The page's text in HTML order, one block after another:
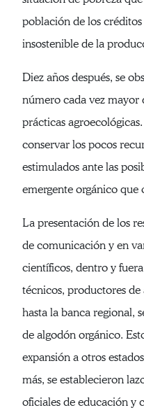
población de los
insostenible de la
Diez años después, se
número cada vez mayor
prácticas
conservar los pocos
estimulados ante las
emergente orgánico que
La presentación de los
de comunicación y en
científicos, dentro y
técnicos, productores
hasta la banca regional,
de algodón orgánico.
expansión a otros
más, se establecieron
oficiales de educación y